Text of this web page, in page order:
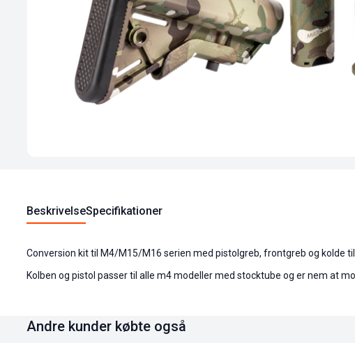
BeskrivelseSpecifikationer
Conversion kit til M4/M15/M16 serien med pistolgreb, frontgreb og kolde
Kolben og pistol passer til alle m4 modeller med stocktube og er nem at
Andre kunder købte også